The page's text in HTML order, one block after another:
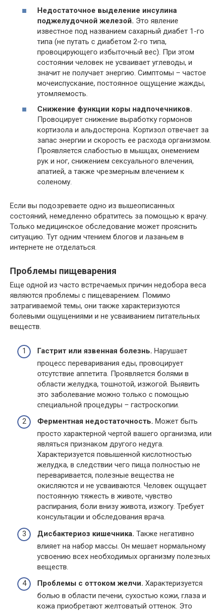
Недостаточное выделение инсулина
поджелудочной железой. Это явление
известное под названием сахарный диабет 1-го
типа (не путать с диабетом 2-го типа,
провоцирующего избыточный вес). При этом
состоянии человек не усваивает углеводы, и
значит не получает энергию. Симптомы – частое
мочеиспускание, постоянное ощущение жажды,
утомляемость.
Снижение функции коры надпочечников.
Провоцирует снижение выработку гормонов
кортизола и альдостерона. Кортизол отвечает за
запас энергии и скорость ее расхода организмом.
Проявляется слабостью в мышцах, онемением
рук и ног, снижением сексуального влечения,
апатией, а также чрезмерным влечением к
соленому.
Если вы подозреваете одно из вышеописанных
состояний, немедленно обратитесь за помощью к врачу.
Только медицинское обследование может прояснить
ситуацию. Тут одним чтением блогов и лазаньем в
интернете не отделаться.
Проблемы пищеварения
Еще одной из часто встречаемых причин недобора веса
являются проблемы с пищеварением. Помимо
затрагиваемой темы, они также характеризуются
болевыми ощущениями и не усваиванием питательных
веществ.
Гастрит или язвенная болезнь. Нарушает
процесс переваривания еды, провоцирует
отсутствие аппетита. Проявляется болями в
области желудка, тошнотой, изжогой. Выявить
это заболевание можно только с помощью
специальной процедуры – гастроскопии.
Ферментная недостаточность. Может быть
просто характерной чертой вашего организма, или
являться признаком другого недуга.
Характеризуется повышенной кислотностью
желудка, в следствии чего пища полностью не
переваривается, полезные вещества не
окисляются и не усваиваются. Человек ощущает
постоянную тяжесть в животе, чувство
распирания, боли внизу живота, изжогу. Требует
консультации и обследования врача.
Дисбактериоз кишечника. Также негативно
влияет на набор массы. Он мешает нормальному
усвоению всех необходимых организму полезных
веществ.
Проблемы с оттоком желчи. Характеризуется
болью в области печени, сухостью кожи, глаза и
кожа приобретают желтоватый оттенок. Это